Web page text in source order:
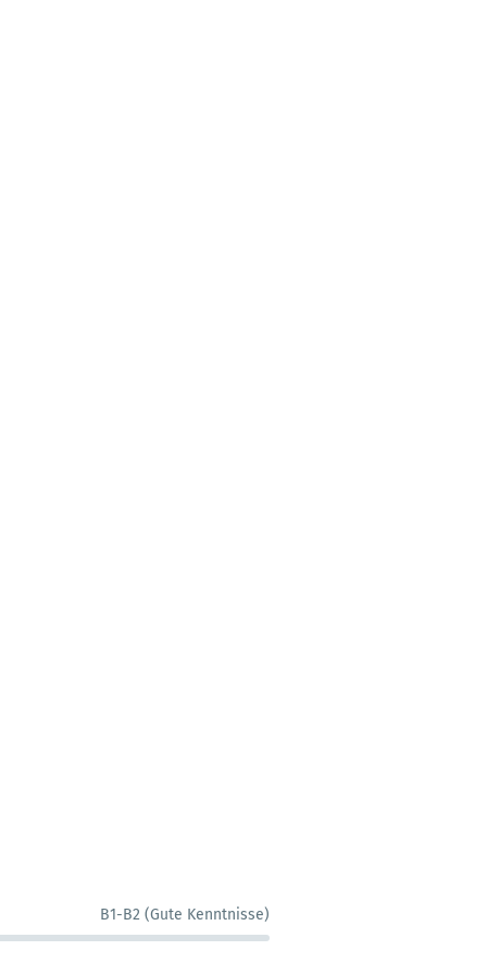
B1-B2 (Gute Kenntnisse)